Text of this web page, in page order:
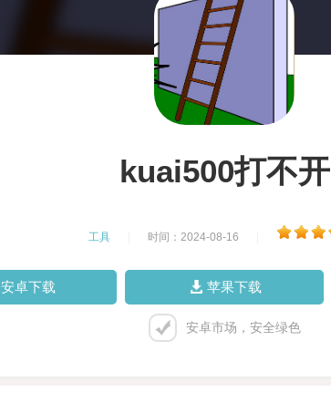
kuai500打不开
工具 时间：2024-08-16
安卓下载 苹果下载
安卓市场，安全绿色